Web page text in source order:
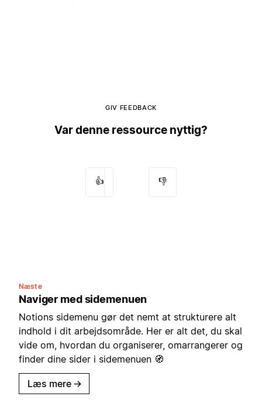
GIV FEEDBACK
Var denne ressource nyttig?
👍 👎
Næste
Naviger med sidemenuen
Notions sidemenu gør det nemt at strukturere alt
indhold i dit arbejdsområde. Her er alt det, du skal
vide om, hvordan du organiserer, omarrangerer og
finder dine sider i sidemenuen 🧭
Læs mere →